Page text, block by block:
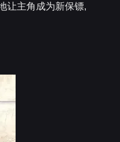
让主角成为新保镖,